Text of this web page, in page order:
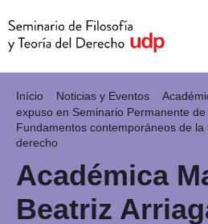
Início Noticias y Eventos
expuso en Seminario Permanente
Fundamentos contemporáneos de
derecho
Académica
Beatriz